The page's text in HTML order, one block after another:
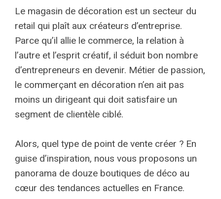
Le magasin de décoration est un secteur du
retail qui plaît aux créateurs d’entreprise.
Parce qu’il allie le commerce, la relation à
l’autre et l’esprit créatif, il séduit bon nombre
d’entrepreneurs en devenir. Métier de passion,
le commerçant en décoration n’en ait pas
moins un dirigeant qui doit satisfaire un
segment de clientèle ciblé.
Alors, quel type de point de vente créer ? En
guise d’inspiration, nous vous proposons un
panorama de douze boutiques de déco au
cœur des tendances actuelles en France.